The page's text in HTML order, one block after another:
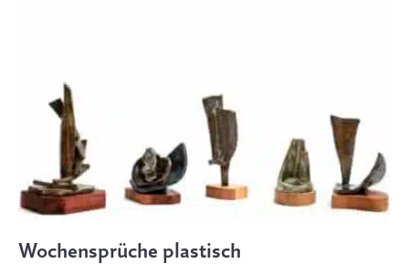
Wochensprüche plastisch